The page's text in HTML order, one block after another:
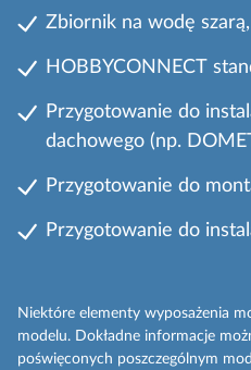
Zbiornik na wodę szarą,
HOBBYCONNECT
Przygotowanie do
dachowego (np.
Przygotowanie do
Przygotowanie do
Niektóre elementy wyposażenia
modelu. Dokładne informacje
poświęconych poszczególnym